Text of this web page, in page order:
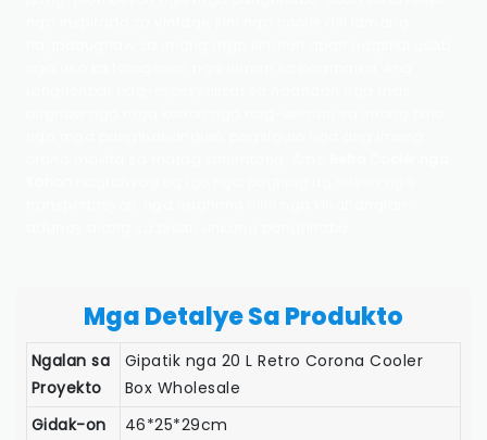
Mga Detalye Sa Produkto
Ngalan sa
Proyekto
Gipatik nga 20 L Retro Corona Cooler
Box Wholesale
Gidak-on
46*25*29cm